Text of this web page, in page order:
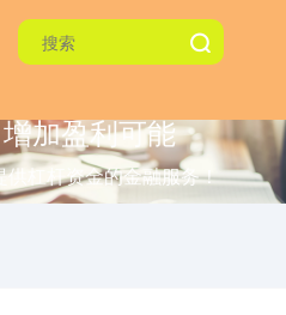
加盈利可能
杠杆资金的金融服务！